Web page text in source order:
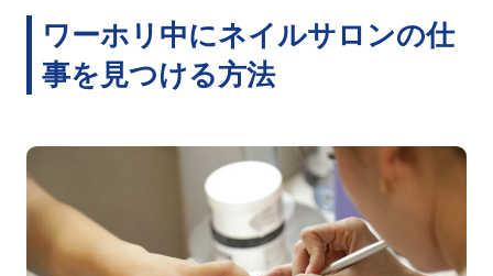
ワーホリ中にネイルサロンの仕
事を見つける方法